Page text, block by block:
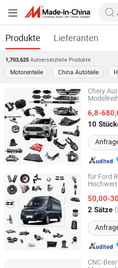
Produkte Lieferanten
1,703,625 Autoersatzteile Produkte
Motorenteile China Autoteile
Chery
6,8-
10
Chongqing Kisda Technology
Chongqing, China
für Ford
50,00-
2 Sätze
Zhejiang Baiyuan Weihong
Zhejiang, China
CNC-